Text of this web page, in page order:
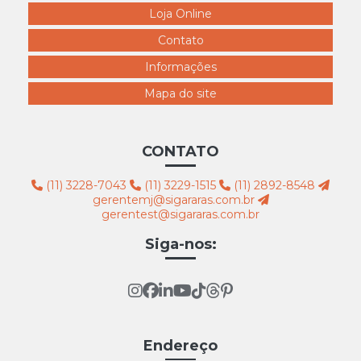
4328 claudia raia perna estendida branca
4329 pernão grávida branco
4330 claudia raia branca
4331 pernão plus size feminino branco
4334 busto feminino com braços branco
4335 busto femininopl af12
4336 busto feminino r21 branco
4337 Busto Encorpado Branco Roto
4339 expositor calcinha branco
4341 Expositor Calça Fem ST
Loja Online
Contato
Informações
Mapa do site
CONTATO
(11) 3228-7043 (11) 3229-1515
(11) 2892-8548
gerentemj@sigararas.com.br
gerentest@sigararas.com.br
Siga-nos:
Endereço